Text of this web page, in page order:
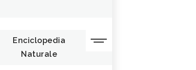
Enciclopedia
Naturale